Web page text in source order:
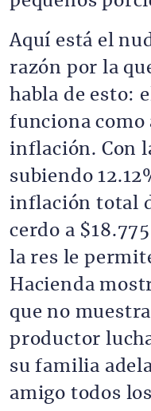
Aquí está el
razón por la
habla de esto:
funciona como
inflación. Con
subiendo
inflación total
cerdo a
la res le
Hacienda
que no
productor
su familia
amigo todos